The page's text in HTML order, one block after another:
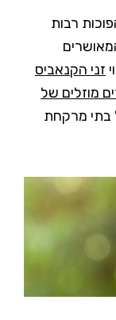
רבות
זני הקנאביס
מוזלים של
בתי מרקחת